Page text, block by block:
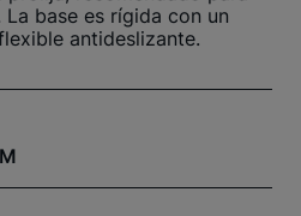
base es rígida con un
antideslizante.